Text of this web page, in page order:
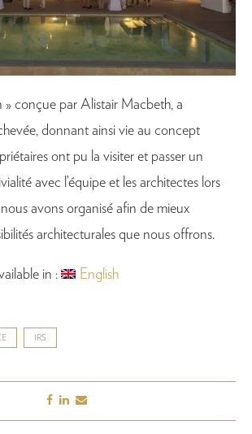
» conçue par Alistair Macbeth, a
donnant ainsi vie au concept
ont pu la visiter et passer un
avec l’équipe et les architectes lors
avons organisé afin de mieux
architecturales que nous offrons.
in : English
IRS